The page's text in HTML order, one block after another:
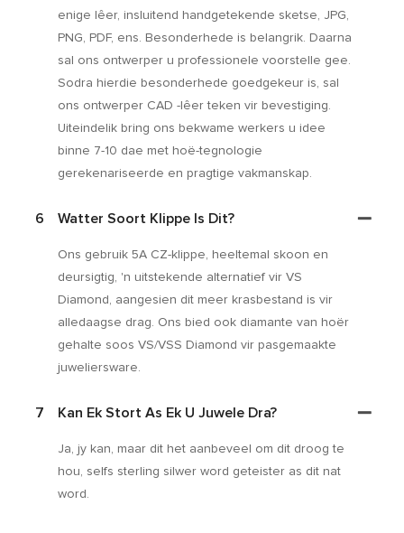
enige lêer, insluitend handgetekende sketse, JPG,
PNG, PDF, ens. Besonderhede is belangrik. Daarna
sal ons ontwerper u professionele voorstelle gee.
Sodra hierdie besonderhede goedgekeur is, sal
ons ontwerper CAD -lêer teken vir bevestiging.
Uiteindelik bring ons bekwame werkers u idee
binne 7-10 dae met hoë-tegnologie
gerekenariseerde en pragtige vakmanskap.
6 Watter Soort Klippe Is Dit?
Ons gebruik 5A CZ-klippe, heeltemal skoon en
deursigtig, 'n uitstekende alternatief vir VS
Diamond, aangesien dit meer krasbestand is vir
alledaagse drag. Ons bied ook diamante van hoër
gehalte soos VS/VSS Diamond vir pasgemaakte
juweliersware.
7 Kan Ek Stort As Ek U Juwele Dra?
Ja, jy kan, maar dit het aanbeveel om dit droog te
hou, selfs sterling silwer word geteister as dit nat
word.